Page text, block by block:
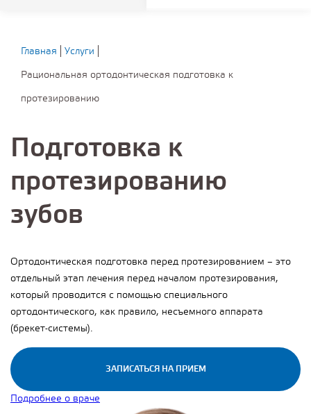
Главная
Услуги
Рациональная ортодонтическая подготовка к
протезированию
Подготовка к
протезированию
зубов
Ортодонтическая подготовка перед протезированием – это
отдельный этап лечения перед началом протезирования,
который проводится с помощью специального
ортодонтического, как правило, несъемного аппарата
(брекет-системы).
ЗАПИСАТЬСЯ НА ПРИЕМ
Подробнее о враче